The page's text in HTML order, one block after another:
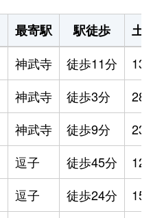
最寄駅 駅徒歩
土地
神武寺 徒歩11分
神武寺 徒歩3分
神武寺 徒歩9分
逗子 徒歩45分
逗子 徒歩24分